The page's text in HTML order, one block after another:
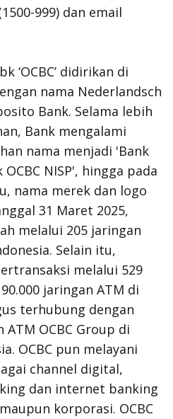
999) dan email
‘OCBC’ didirikan di
nama Nederlandsch
Bank. Selama lebih
Bank mengalami
nama menjadi 'Bank
NISP', hingga pada
nama merek dan logo
31 Maret 2025,
melalui 205 jaringan
Selain itu,
melalui 529
jaringan ATM di
terhubung dengan
OCBC Group di
OCBC pun melayani
channel digital,
dan internet banking
korporasi. OCBC